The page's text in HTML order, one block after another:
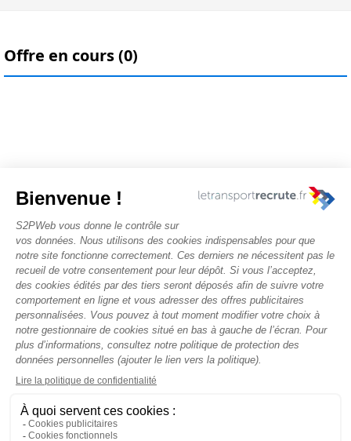
Offre en cours (0)
Nous contacter
Rechercher des offres
Faîtes-vous chasser ! Déposez votre CV
Actualités et évènements
Conditions générales d'utilisation